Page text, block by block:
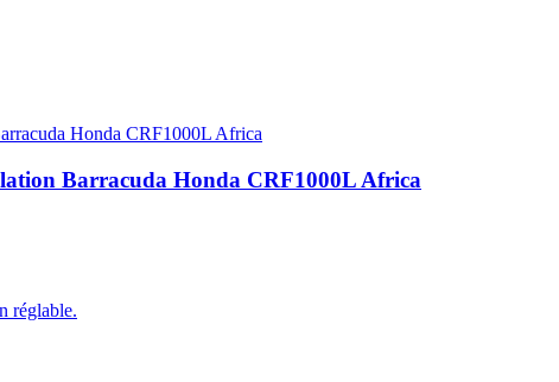
Barracuda Honda CRF1000L Africa
réglable.